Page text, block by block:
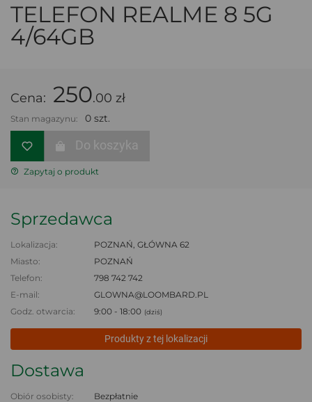
TELEFON REALME 8 5G
4/64GB
Cena: 250.00 zł
Stan magazynu: 0 szt.
Do koszyka
Zapytaj o produkt
Sprzedawca
Lokalizacja:
POZNAŃ, GŁÓWNA 62
Miasto:
POZNAŃ
Telefon:
798 742 742
E-mail:
GLOWNA@LOOMBARD.PL
Godz. otwarcia:
9:00 - 18:00 (dziś)
Produkty z tej lokalizacji
Dostawa
Obiór osobisty: Bezpłatnie